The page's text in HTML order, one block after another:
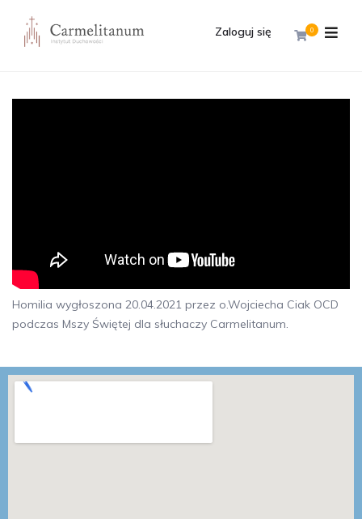
0
Zaloguj się
Homilia wygłoszona 20.04.2021 przez o.Wojciecha Ciak OCD
podczas Mszy Świętej dla słuchaczy Carmelitanum.